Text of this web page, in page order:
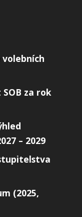
za rok
– 2029
(2025,